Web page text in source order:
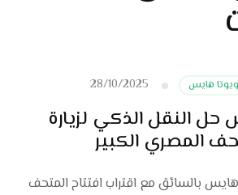
هايس 28/10/2025
حل النقل الذكي لزيارة
المصري الكبير
بالسائق مع اقتراب افتتاح المتحف